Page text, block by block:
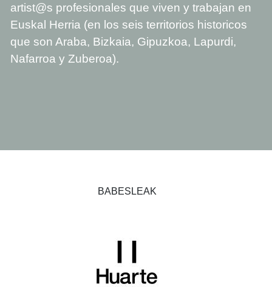
artist@s profesionales que viven y trabajan en
Euskal Herria (en los seis territorios historicos
que son Araba, Bizkaia, Gipuzkoa, Lapurdi,
Nafarroa y Zuberoa).
BABESLEAK